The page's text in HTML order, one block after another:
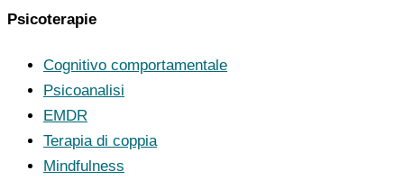
Psicoterapie
Cognitivo comportamentale
Psicoanalisi
EMDR
Terapia di coppia
Mindfulness